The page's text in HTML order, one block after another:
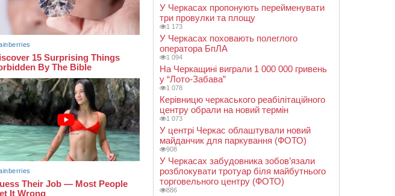
У Черкасах пропонують перейменувати
три провулки та площу
1 173
У Черкасах поховають полеглого
оператора БпЛА
1 094
На Черкащині виграли 1 000 000 гривень
у “Лото-Забава”
1 078
Керівницю черкаського реабілітаційного
центру обрали на новий термін
1 073
У центрі Черкас облаштували новий
майданчик для паркування (ФОТО)
908
У Черкасах забудовника зобов’язали
розблокувати тротуар біля майбутнього
торговельного центру (ФОТО)
886